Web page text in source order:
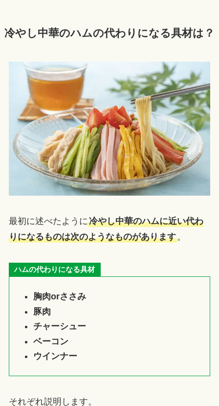
冷やし中華のハムの代わりになる具材は？
最初に述べたように冷やし中華のハムに近い代わ
りになるものは次のようなものがあります。
ハムの代わりになる具材
胸肉orささみ
豚肉
チャーシュー
ベーコン
ウインナー
それぞれ説明します。